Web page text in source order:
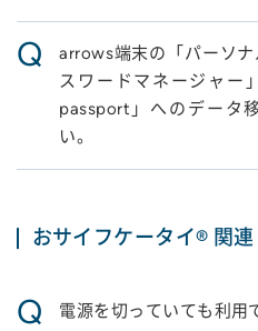
Q
arrows端末の「パーソ
スワードマネージャー
passport」へのデータ
い。
おサイフケータイ® 関連
Q 電源を切っていても利用